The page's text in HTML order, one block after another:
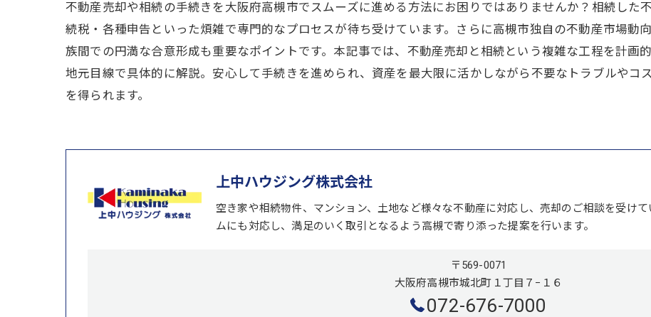
不動産売却や相続の手続きを大阪府高槻市でスムーズに進める方法にお困りではありませんか？相続した
続税・各種申告といった煩雑で専門的なプロセスが待ち受けています。さらに高槻市独自の不動産市場動
族間での円満な合意形成も重要なポイントです。本記事では、不動産売却と相続という複雑な工程を計画
地元目線で具体的に解説。安心して手続きを進められ、資産を最大限に活かしながら不要なトラブルやコ
を得られます。
上中ハウジング株式会社
空き家や相続物件、マンション、土地など様々な不動産に対応し、売却のご相談を受け
ムにも対応し、満足のいく取引となるよう高槻で寄り添った提案を行います。
〒569-0071
大阪府高槻市城北町１丁目７−１６
072-676-7000